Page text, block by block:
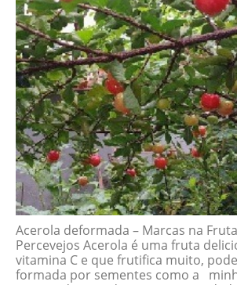
Acerola deformada – Marcas na
Percevejos Acerola é uma fruta
vitamina C e que frutifica muito,
formada por sementes como a